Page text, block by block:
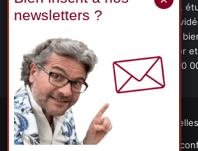
PRÉFÉRÉ DE VOS CLIENTS, etc.),
PROMOFLASH, DRIVE INSIGHTS),
CONSO), podcasts (CAFÉ CONSO) et,
vous êtes, ainsi que les fils Twitter
communauté de plus de 150
Mentions légales Données personnelles
Contact
Déclaration de